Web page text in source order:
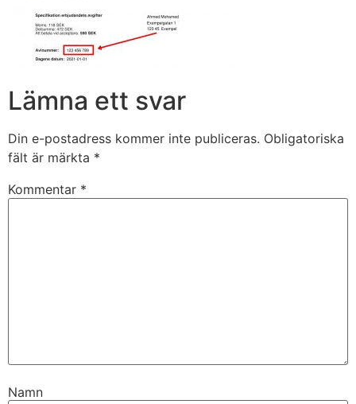
Lämna ett svar
Din e-postadress kommer inte publiceras. Obligatoriska
fält är märkta *
Kommentar *
Namn